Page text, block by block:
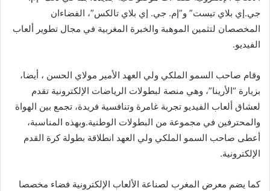
جي.إي بلاي تيست” و”إم. جي. إي بلاي تالكس”، الفضاءان
المخصصان لتثمين الموهبة والخبرة المغربية في مجال تطوير ألعاب
الفيديو.
وقام صاحب السمو الملكي ولي العهد الأمير مولاي الحسن ، أيضا،
بزيارة “الأرينا”، وهي منصة لبطولات الرياضات الإلكترونية تقدم
لعشاق ألعاب الفيديو تجربة غامرة وتنافسية فريدة، تجمع بين الهواة
والمحترفين في مجموعة من البطولات الوطنية.وبهذه المناسبة،
أعطى صاحب السمو الملكي ولي العهد انطلاقة بطولة كرة القدم
الإلكترونية.
كما يضم معرض المغرب لصناعة الألعاب الإلكترونية فضاء مخصصا